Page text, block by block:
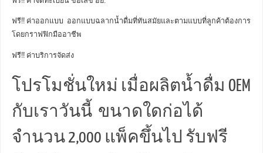
ฟรี!! ค่าออกแบบ ออกแบบฉลากน้ำดื่มที่ทันสมัยและตามแบบที่ลูกค้าต้องการ
โดยกราฟฟิกมืออาชีพ
ฟรี!! ค่าบริการจัดส่ง
โปรโมชั่นใหม่ เมื่อผลิตน้ำดื่ม OEM
กับเราวันนี้ ขนาดใดก่อได้
จำนวน 2,000 แพ็คขึ้นไป รับฟรี